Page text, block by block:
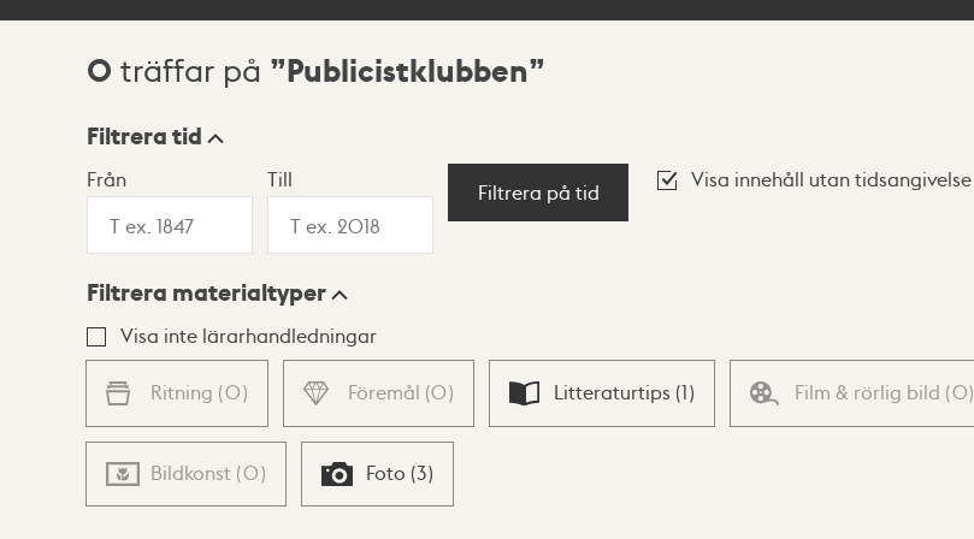
Sökresultat
0 träffar på Publicistklubben
Visningsläge
Lista Karta
Filtrera tid
Från Till
Filtrera på tid
Visa innehåll utan tidsangivelse
Filtrera materialtyper
Visa inte lärarhandledningar
Ritning (0) Föremål (0) Litteraturtips (1) Film & rörlig bild (0)
Bildkonst (0) Foto (3)